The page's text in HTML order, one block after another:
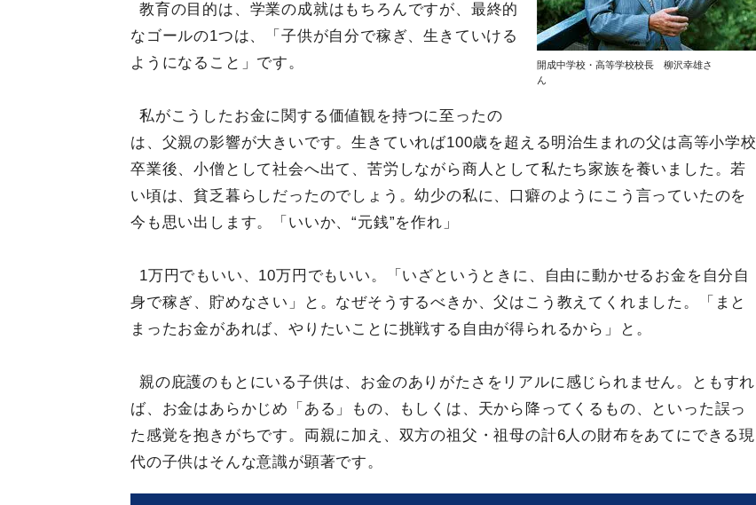
開成中学校・高等学校校長 柳沢幸雄さ
ん
教育の目的は、学業の成就はもちろんですが、最終的
なゴールの1つは、「子供が自分で稼ぎ、生きていける
ようになること」です。
私がこうしたお金に関する価値観を持つに至ったの
は、父親の影響が大きいです。生きていれば100歳を超える明治生まれの父は高等小学校
卒業後、小僧として社会へ出て、苦労しながら商人として私たち家族を養いました。若
い頃は、貧乏暮らしだったのでしょう。幼少の私に、口癖のようにこう言っていたのを
今も思い出します。「いいか、“元銭”を作れ」
1万円でもいい、10万円でもいい。「いざというときに、自由に動かせるお金を自分自
身で稼ぎ、貯めなさい」と。なぜそうするべきか、父はこう教えてくれました。「まと
まったお金があれば、やりたいことに挑戦する自由が得られるから」と。
親の庇護のもとにいる子供は、お金のありがたさをリアルに感じられません。ともすれ
ば、お金はあらかじめ「ある」もの、もしくは、天から降ってくるもの、といった誤っ
た感覚を抱きがちです。両親に加え、双方の祖父・祖母の計6人の財布をあてにできる現
代の子供はそんな意識が顕著です。